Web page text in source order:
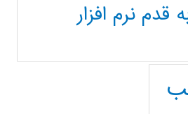
نرم افزار